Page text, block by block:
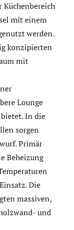
Küchenbereich
mit einem
werden.
konzipierten
mit
Lounge
In die
sorgen
Primär
Beheizung
Die
massiven,
und